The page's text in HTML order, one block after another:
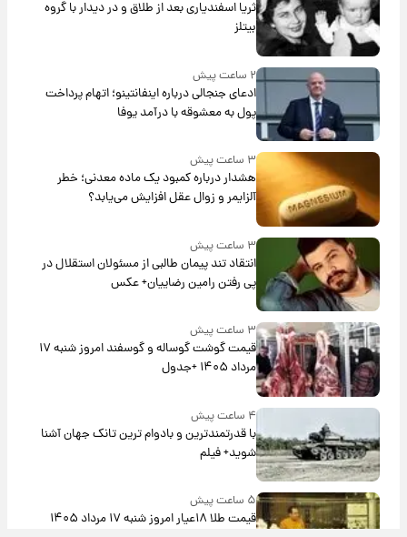
ثریا اسفندیاری بعد از طلاق و در دیدار با گروه
بیتلز
۲ ساعت پیش
ادعای جنجالی درباره اینفانتینو؛ اتهام پرداخت
پول به معشوقه با درآمد یوفا
۳ ساعت پیش
هشدار درباره کمبود یک ماده معدنی؛ خطر
آلزایمر و زوال عقل افزایش می‌یابد؟
۳ ساعت پیش
انتقاد تند پیمان طالبی از مسئولان استقلال در
پی رفتن رامین رضاییان+ عکس
۳ ساعت پیش
قیمت گوشت گوساله و گوسفند امروز شنبه ۱۷
مرداد ۱۴۰۵ +جدول
با قدرتمندترین و بادوام ترین تانک جهان آشنا
شوید+ فیلم
۵ ساعت پیش
قیمت طلا ۱۸عیار امروز شنبه ۱۷ مرداد ۱۴۰۵